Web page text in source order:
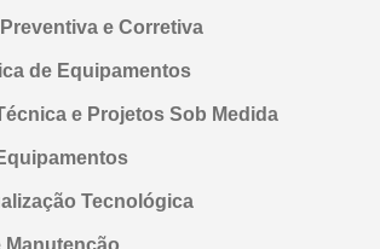
e Corretiva
de Equipamentos
e Projetos Sob Medida
Tecnológica